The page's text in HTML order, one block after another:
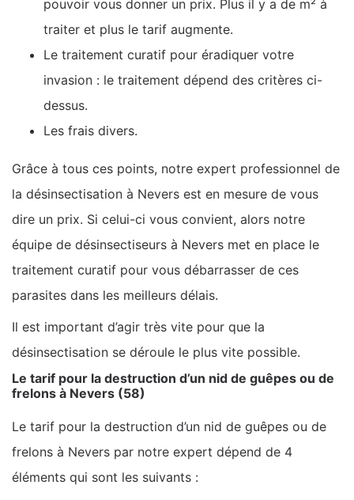
pouvoir vous donner un prix. Plus il y a de m² à
traiter et plus le tarif augmente.
Le traitement curatif pour éradiquer votre
invasion : le traitement dépend des critères ci-
dessus.
Les frais divers.
Grâce à tous ces points, notre expert professionnel de
la désinsectisation à Nevers est en mesure de vous
dire un prix. Si celui-ci vous convient, alors notre
équipe de désinsectiseurs à Nevers met en place le
traitement curatif pour vous débarrasser de ces
parasites dans les meilleurs délais.
Il est important d’agir très vite pour que la
désinsectisation se déroule le plus vite possible.
Le tarif pour la destruction d’un nid de guêpes ou de
frelons à Nevers (58)
Le tarif pour la destruction d’un nid de guêpes ou de
frelons à Nevers par notre expert dépend de 4
éléments qui sont les suivants :